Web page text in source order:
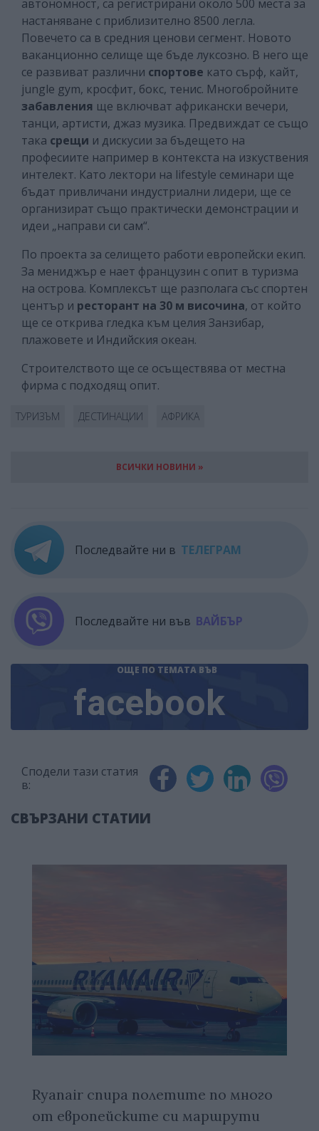
автономност, са регистрирани около 500 места за
настаняване с приблизително 8500 легла.
Повечето са в средния ценови сегмент. Новото
ваканционно селище ще бъде луксозно. В него ще
се развиват различни спортове като сърф, кайт,
jungle gym, кросфит, бокс, тенис. Многобройните
забавления ще включват африкански вечери,
танци, артисти, джаз музика. Предвиждат се също
така срещи и дискусии за бъдещето на
професиите например в контекста на изкуствения
интелект. Като лектори на lifestyle семинари ще
бъдат привличани индустриални лидери, ще се
организират също практически демонстрации и
идеи „направи си сам“.
По проекта за селището работи европейски екип.
За мениджър е нает французин с опит в туризма
на острова. Комплексът ще разполага със спортен
център и ресторант на 30 м височина, от който
ще се открива гледка към целия Занзибар,
плажовете и Индийския океан.
Строителството ще се осъществява от местна
фирма с подходящ опит.
ТУРИЗЪМ ДЕСТИНАЦИИ АФРИКА
ВСИЧКИ НОВИНИ »
Последвайте ни в ТЕЛЕГРАМ
Последвайте ни във ВАЙБЪР
ОЩЕ ПО ТЕМАТА ВЪВ
facebook
Сподели тази статия
в:
СВЪРЗАНИ СТАТИИ
Ryanair спира полетите по много
от европейските си маршрути